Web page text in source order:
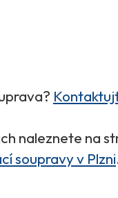
naleznete na
soupravy v Plzni